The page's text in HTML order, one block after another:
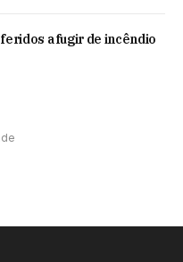
a fugir de incêndio